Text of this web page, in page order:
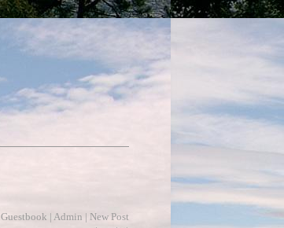
Guestbook | Admin | New Post